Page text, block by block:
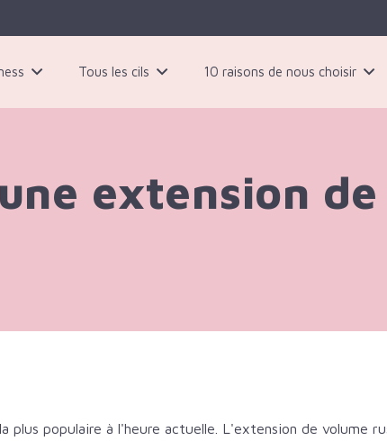
Tous les cils 10 raisons de nous choisir
extension
plus populaire à l'heure actuelle. L'extension de volume